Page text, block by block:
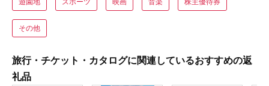
その他
旅行・チケット・カタログに関連しているおすすめの返
礼品